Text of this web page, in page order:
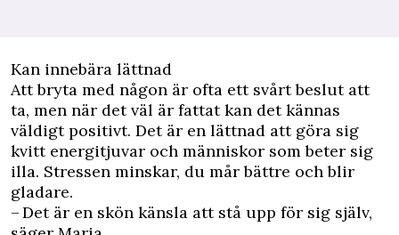
Kan innebära lättnad
Att bryta med någon är ofta ett svårt beslut att
ta, men när det väl är fattat kan det kännas
väldigt positivt. Det är en lättnad att göra sig
kvitt energitjuvar och människor som beter sig
illa. Stressen minskar, du mår bättre och blir
gladare.
– Det är en skön känsla att stå upp för sig själv,